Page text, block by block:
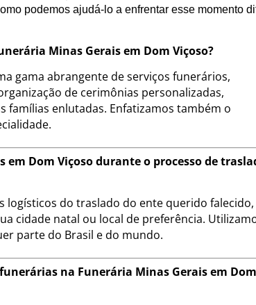
podemos ajudá-lo a enfrentar esse momento
Minas Gerais em Dom Viçoso?
gama abrangente de serviços funerários,
de cerimônias personalizadas,
famílias enlutadas. Enfatizamos também o
Dom Viçoso durante o processo de
logísticos do traslado do ente querido falecido,
cidade natal ou local de preferência.
parte do Brasil e do mundo.
na Funerária Minas Gerais em Dom